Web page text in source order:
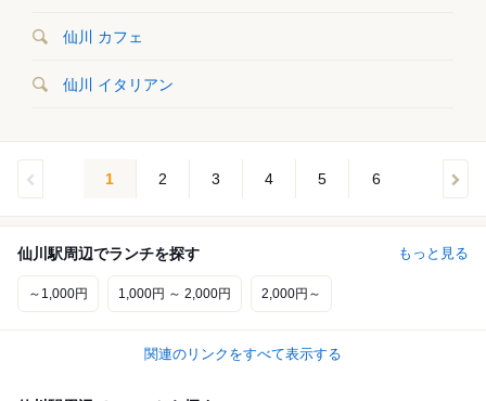
仙川 カフェ
仙川 イタリアン
1 2 3 4 5 6
仙川駅周辺でランチを探す もっと見る
～1,000円 1,000円 ～ 2,000円 2,000円～
関連のリンクをすべて表示する